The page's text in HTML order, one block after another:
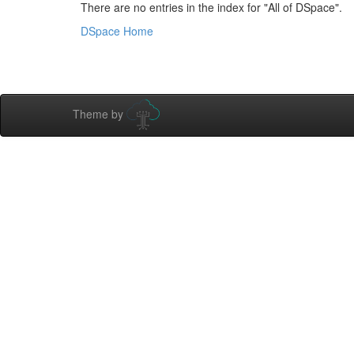
There are no entries in the index for "All of DSpace".
DSpace Home
Theme by